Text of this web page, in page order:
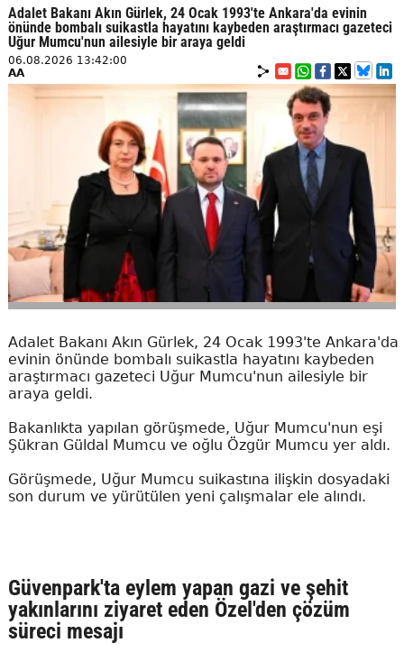
Adalet Bakanı Akın Gürlek, 24 Ocak 1993'te Ankara'da evinin
önünde bombalı suikastla hayatını kaybeden araştırmacı gazeteci
Uğur Mumcu'nun ailesiyle bir araya geldi
06.08.2026 13:42:00
AA
Adalet Bakanı Akın Gürlek, 24 Ocak 1993'te Ankara'da
evinin önünde bombalı suikastla hayatını kaybeden
araştırmacı gazeteci Uğur Mumcu'nun ailesiyle bir
araya geldi.
Bakanlıkta yapılan görüşmede, Uğur Mumcu'nun eşi
Şükran Güldal Mumcu ve oğlu Özgür Mumcu yer aldı.
Görüşmede, Uğur Mumcu suikastına ilişkin dosyadaki
son durum ve yürütülen yeni çalışmalar ele alındı.
Güvenpark'ta eylem yapan gazi ve şehit
yakınlarını ziyaret eden Özel'den çözüm
süreci mesajı